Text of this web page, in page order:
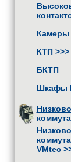
КТП >>>
БКТП
Шкафы
VMtec